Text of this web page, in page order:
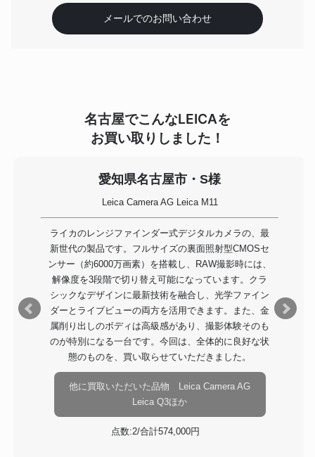
Leica M Monochrome Typ
メールでのお問い合わせ
名古屋でこんなLEICAを
お買い取りしました！
愛知県名古屋市・S様
Leica Camera AG Leica M11
ライカのレンジファインダー式デジタルカメラの、最
新世代の製品です。フルサイズの裏面照射型CMOSセ
ンサー（約6000万画素）を搭載し、RAW撮影時には、
解像度を3段階で切り替え可能になっています。クラ
シックなデザインに最新技術を融合し、光学ファイン
ダーとライブビューの両方を活用できます。また、金
属削り出しのボディは高級感があり、撮影体験そのも
のが特別になる一台です。今回は、全体的に良好な状
態のものを、買い取らせていただきました。
他に買取いただいた品物 Leica Camera AG
Leica Q3ほか
点数:2/合計574,000円